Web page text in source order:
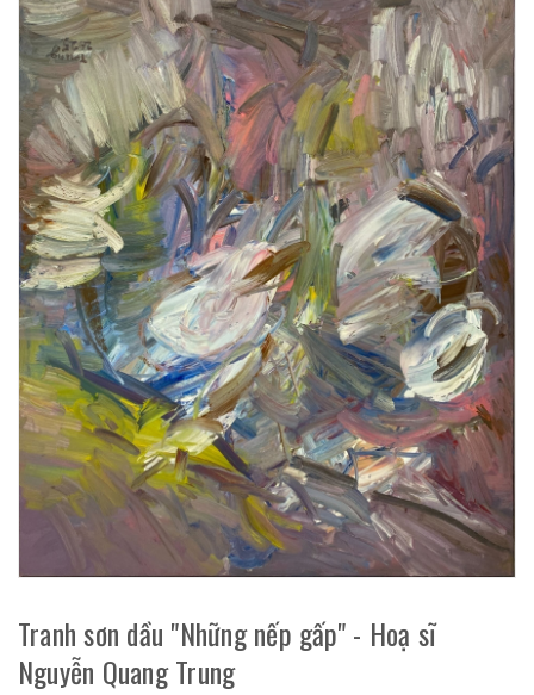
Tranh sơn dầu "Những nếp gấp" - Hoạ sĩ
Nguyễn Quang Trung